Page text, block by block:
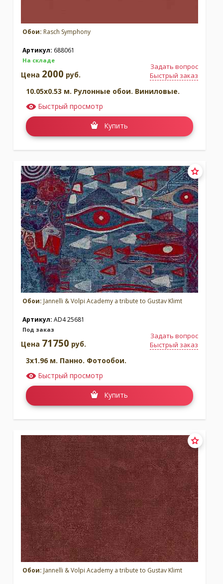
Обои: Rasch Symphony
Артикул: 688061
На складе
Задать вопрос
Быстрый заказ
Цена 2000 руб.
10.05x0.53 м. Рулонные обои. Виниловые.
Быстрый просмотр
Купить
Обои: Jannelli & Volpi Academy a tribute to Gustav Klimt
Артикул: AD4 25681
Под заказ
Задать вопрос
Быстрый заказ
Цена 71750 руб.
3x1.96 м. Панно. Фотообои.
Быстрый просмотр
Купить
Обои: Jannelli & Volpi Academy a tribute to Gustav Klimt